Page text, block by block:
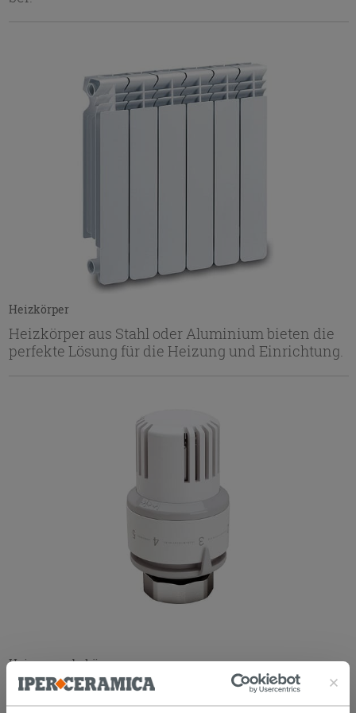
Heizkörper
Heizkörper aus Stahl oder Aluminium bieten die
perfekte Lösung für die Heizung und Einrichtung.
Heizungszubehör
Günstige Accessoires und Zubehör für die
Installation von Heizkörpern und